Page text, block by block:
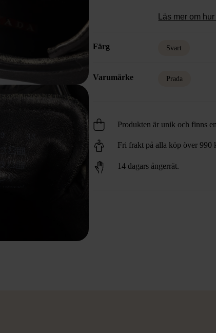
Läs mer om
Färg Svart
Varumärke Prada
Produkten är unik och finns
Fri frakt på alla köp över 990
14 dagars ångerrät.